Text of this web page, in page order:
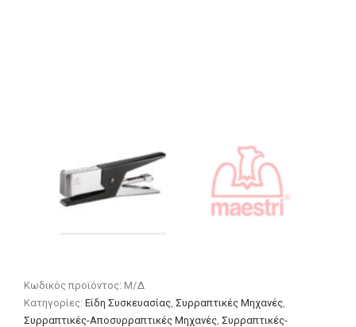
Κωδικός προϊόντος: Μ/Δ
Κατηγορίες:Είδη Συσκευασίας ,Συρραπτικές Μηχανές
Συρραπτικές-Αποσυρραπτικές Μηχανές ,Συρραπτικές-